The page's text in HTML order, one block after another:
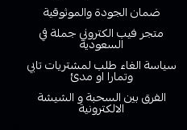
ضمان الجودة والموثوقية
متجر فيب الكتروني جملة في
السعودية
سياسة الغاء طلب لمشتريات تابي
وتمارا او مدئ
الفرق بين السحبة و الشيشة
الالكترونية